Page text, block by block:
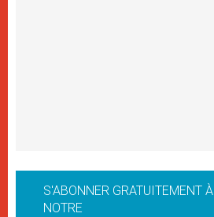
S'ABONNER GRATUITEMENT À
NOTRE